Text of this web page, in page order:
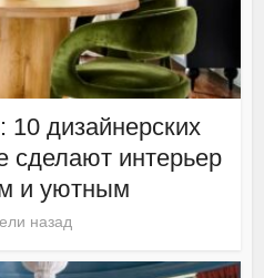
10 дизайнерских
сделают интерьер
и уютным
назад